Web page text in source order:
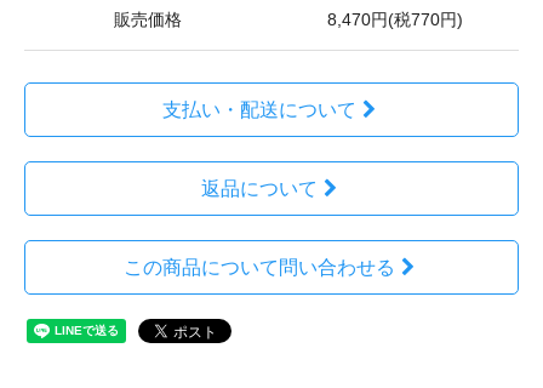
販売価格 8,470円(税770円)
支払い・配送について
返品について
この商品について問い合わせる